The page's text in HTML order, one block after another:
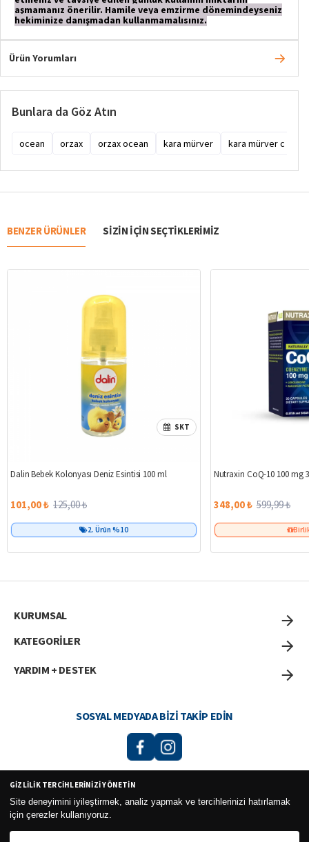
aşmamanız önerilir. Hamile veya emzirme dönemindeyseniz
hekiminize danışmadan kullanmamalısınız.
Ürün Yorumları
Bunlara da Göz Atın
ocean orzax orzax ocean kara mürver kara mürver c
BENZER ÜRÜNLER SIZIN IÇIN SEÇTIKLERIMIZ
SKT
Dalin Bebek Kolonyası Deniz Esintisi 100 ml
101,00 ₺ 125,00 ₺
2. Ürün %10
Nutraxin CoQ-10 100 mg
348,00 ₺ 599,99 ₺
KURUMSAL
KATEGORİLER
YARDIM + DESTEK
SOSYAL MEDYADA BIZI TAKIP EDIN
Curesel Turizm Ticaret Limited Şirketi 2026 ©
GIZLILIK TERCIHLERINIZI YÖNETIN
Site deneyimini iyileştirmek, analiz yapmak ve tercihlerinizi hatırlamak
için çerezler kullanıyoruz.